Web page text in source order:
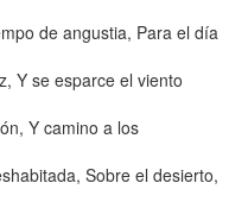
de angustia, Para el día
Y se esparce el viento
Y camino a los
Sobre el desierto,